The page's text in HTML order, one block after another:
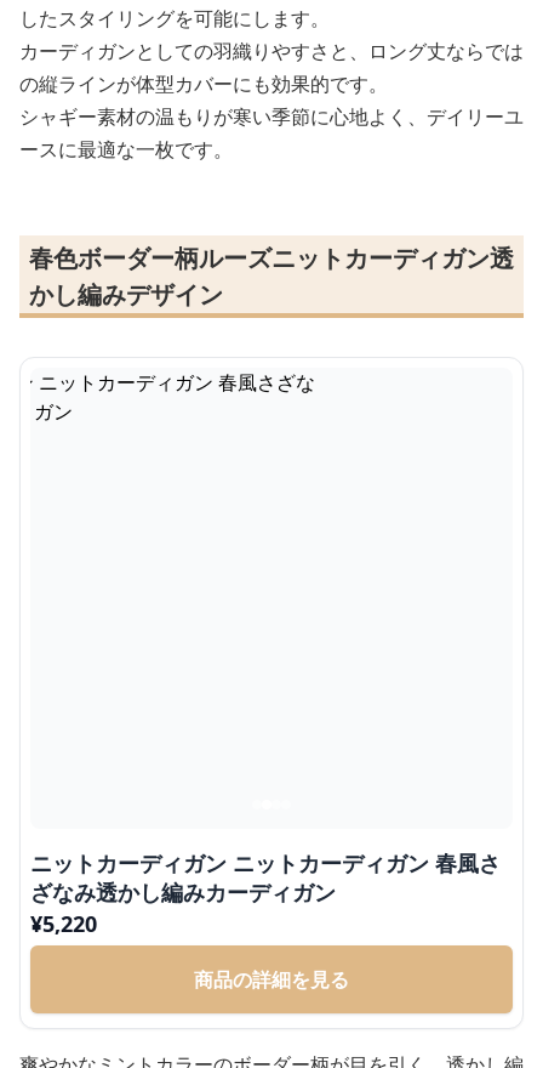
したスタイリングを可能にします。
カーディガンとしての羽織りやすさと、ロング丈ならでは
の縦ラインが体型カバーにも効果的です。
シャギー素材の温もりが寒い季節に心地よく、デイリーユ
ースに最適な一枚です。
春色ボーダー柄ルーズニットカーディガン透
かし編みデザイン
ニットカーディガン ニットカーディガン 春風さ
ざなみ透かし編みカーディガン
¥5,220
商品の詳細を見る